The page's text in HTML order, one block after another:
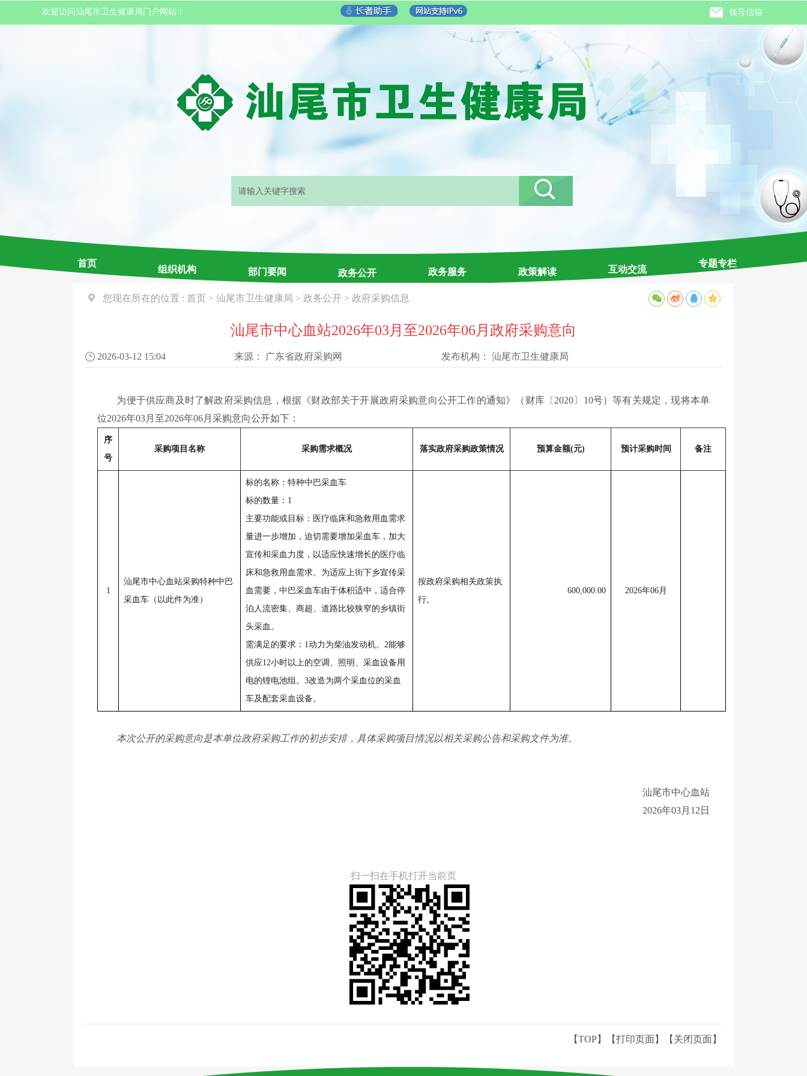
欢迎访问汕尾市卫生健康局门户网站！ 领导信箱
首页
组织机构 部门要闻 政务公开 政务服务 政策解读 互动交流
专题专栏
您现在所在的位置 : 首页 > 汕尾市卫生健康局 > 政务公开 > 政府采购信息
汕尾市中心血站2026年03月至2026年06月政府采购意向
2026-03-12 15:04 来源： 广东省政府采购网 发布机构： 汕尾市卫生健康局
为便于供应商及时了解政府采购信息，根据《财政部关于开展政府采购意向公开工作的通知》（财库〔2020〕10号）等有关规定，现将本单
位2026年03月至2026年06月采购意向公开如下：
序
号
采购项目名称 采购需求概况 落实政府采购政策情况 预算金额(元) 预计采购时间 备注
1
汕尾市中心血站采购特种中巴
采血车（以此件为准）
标的名称：特种中巴采血车
标的数量：1
主要功能或目标：医疗临床和急救用血需求
量进一步增加，迫切需要增加采血车，加大
宣传和采血力度，以适应快速增长的医疗临
床和急救用血需求。为适应上街下乡宣传采
血需要，中巴采血车由于体积适中，适合停
泊人流密集、商超、道路比较狭窄的乡镇街
头采血。
需满足的要求：1动力为柴油发动机。2能够
供应12小时以上的空调、照明、采血设备用
电的锂电池组。3改造为两个采血位的采血
车及配套采血设备。
按政府采购相关政策执
行。
600,000.00 2026年06月
本次公开的采购意向是本单位政府采购工作的初步安排，具体采购项目情况以相关采购公告和采购文件为准。
汕尾市中心血站
2026年03月12日
扫一扫在手机打开当前页
【TOP】 【打印页面】【 关闭页面】